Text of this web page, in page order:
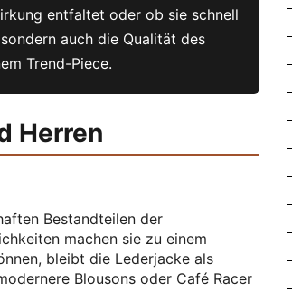
entfaltet oder ob sie schnell
auch die Qualität des
Trend-Piece.
Herren
Bestandteilen der
machen sie zu einem
bleibt die Lederjacke als
Blousons oder Café Racer